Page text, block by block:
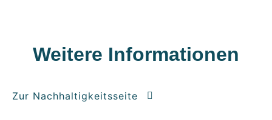
Weitere Informationen
Zur Nachhaltigkeitsseite